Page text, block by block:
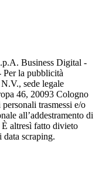
Business Digital -
la pubblicità
sede legale
46, 20093 Cologno
trasmessi e/o
all’addestramento di
altresì fatto divieto
data scraping.